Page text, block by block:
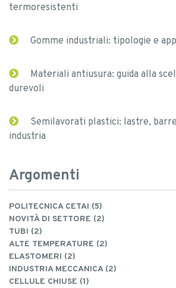
termoresistenti
Gomme industriali: tipologie e
Materiali antiusura: guida alla
durevoli
Semilavorati plastici: lastre,
industria
Argomenti
POLITECNICA CETAI (5)
NOVITÀ DI SETTORE (2)
TUBI (2)
ALTE TEMPERATURE (2)
ELASTOMERI (2)
INDUSTRIA MECCANICA (2)
CELLULE CHIUSE (1)